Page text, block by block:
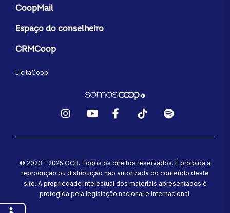
CoopMail
Espaço do conselheiro
CRMCoop
LicitaCoop
© 2023 - 2025 OCB. Todos os direitos reservados. É proibida a
reprodução ou distribuição não autorizada do conteúdo deste
site. A propriedade intelectual dos materiais apresentados é
protegida pela legislação nacional e internacional.